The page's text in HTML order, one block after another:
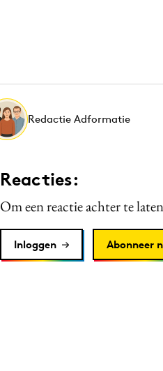
Redactie Adformatie
Reacties:
Om een reactie achter te
Inloggen Abonneer